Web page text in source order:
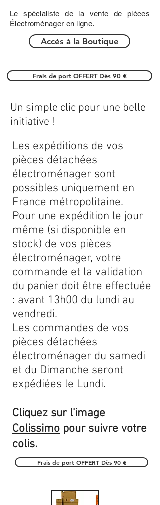
Le spécialiste de la vente de pièces
Électroménager en ligne.
Accés à la Boutique
Frais de port OFFERT Dès 90 €
Les expéditions de vos
pièces détachées
électroménager sont
possibles uniquement en
France métropolitaine.
Pour une expédition le jour
même (si disponible en
stock) de vos pièces
électroménager, votre
commande et la validation
du panier doit être effectuée
: avant 13h00 du lundi au
vendredi.
Les commandes de vos
pièces détachées
électroménager du samedi
et du Dimanche seront
expédiées le Lundi.
Cliquez sur l'image
Colissimo pour suivre votre
colis.
Un simple clic pour une belle
initiative !
Frais de port OFFERT Dès 90 €